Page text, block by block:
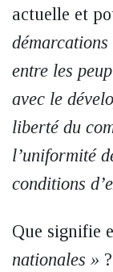
actuelle et
entre les
avec le
liberté du
l’uniformité
conditions
Que signifie
nationales »